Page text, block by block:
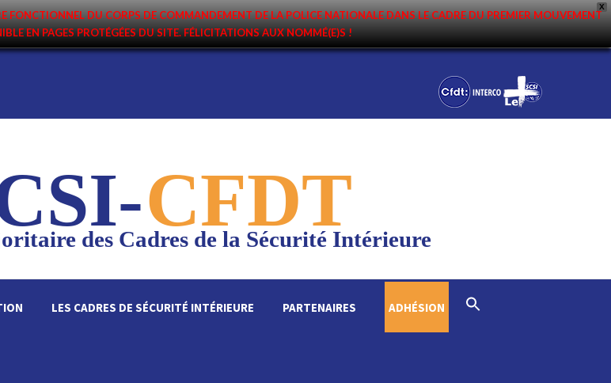
X
DU CORPS DE COMMANDEMENT DE LA POLICE NATIONALE DANS LE CADRE DU PREMIER MOUVEMENT
EN PAGES PROTÉGÉES DU SITE. FÉLICITATIONS AUX NOMMÉ(E)S !
CFDT
des Cadres de la Sécurité Intérieure
LES CADRES DE SÉCURITÉ INTÉRIEURE PARTENAIRES ADHÉSION